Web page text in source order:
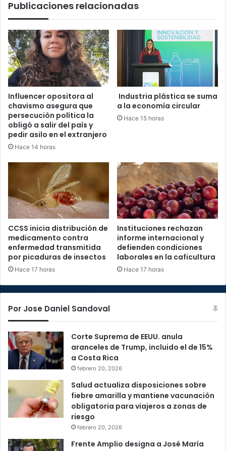
Publicaciones relacionadas
Influencer opositora al
chavismo asegura que
persecución política la
obligó a salir del país y
pedir asilo en el extranjero
Hace 14 horas
Industria plástica se suma
a la economía circular
Hace 15 horas
CCSS inicia distribución de
medicamento contra
enfermedad transmitida
por picaduras de insectos
Hace 17 horas
Instituciones rechazan
informe internacional y
defienden condiciones
laborales en la caficultura
Hace 17 horas
Por Jose Daniel Sandoval
Corte Suprema de EEUU. anula
aranceles de Trump, incluido el de 15%
a Costa Rica
febrero 20, 2026
Salud actualiza disposiciones sobre
fiebre amarilla y mantiene vacunación
obligatoria para viajeros a zonas de
riesgo
febrero 20, 2026
Frente Amplio designa a José María